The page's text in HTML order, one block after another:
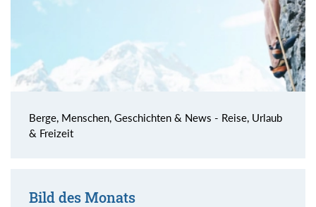
Berge, Menschen, Geschichten & News - Reise, Urlaub
& Freizeit
Bild des Monats